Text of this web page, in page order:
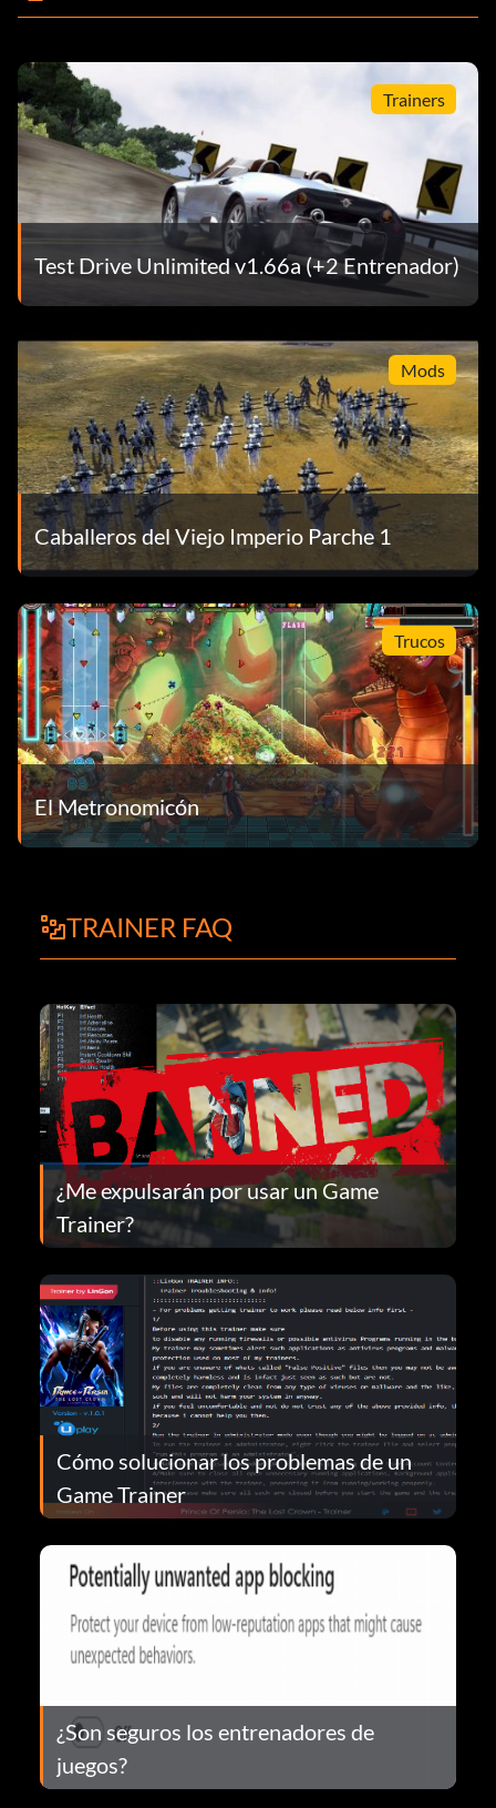
Trainers
Test Drive Unlimited v1.66a (+2 Entrenador)
Mods
Caballeros del Viejo Imperio Parche 1
Trucos
El Metronomicón
TRAINER FAQ
¿Me expulsarán por usar un Game
Trainer?
Cómo solucionar los problemas de un
Game Trainer
¿Son seguros los entrenadores de
juegos?